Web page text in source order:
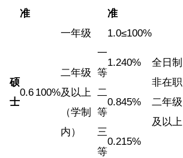
准
准
硕
士
0.6 100%
一年级 1.0≤100%
全日制
非在职
二年级
及以上
二年级
及以上
（学制
内）
一
等
1.240%
二
等
0.845%
三
等
0.215%